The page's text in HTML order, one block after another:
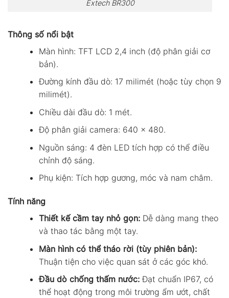
Extech BR300
Thông số nổi bật
Màn hình: TFT LCD 2,4 inch (độ phân giải cơ
bản).
Đường kính đầu dò: 17 milimét (hoặc tùy chọn 9
milimét).
Chiều dài đầu dò: 1 mét.
Độ phân giải camera: 640 x 480.
Nguồn sáng: 4 đèn LED tích hợp có thể điều
chỉnh độ sáng.
Phụ kiện: Tích hợp gương, móc và nam châm.
Tính năng
Thiết kế cầm tay nhỏ gọn:Dễ dàng mang theo
và thao tác bằng một tay.
Màn hình có thể tháo rời (tùy phiên bản):
Thuận tiện cho việc quan sát ở các góc khó.
Đầu dò chống thấm nước:Đạt chuẩn IP67, có
thể hoạt động trong môi trường ẩm ướt, chất